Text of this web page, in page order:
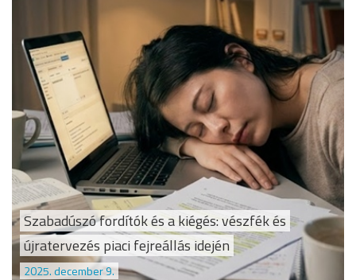
Szabadúszó fordítók és a kiégés: vészfék és
újratervezés piaci fejreállás idején
2025. december 9.